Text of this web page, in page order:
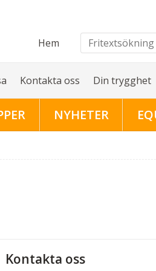
Hem
Kontakta oss Din trygghet
NYHETER
Kontakta oss